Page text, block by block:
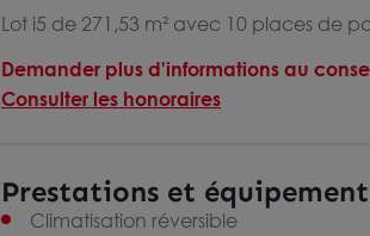
Lot i5 de 271,53 m² avec 10 places de
Demander plus d'informations au
Consulter les honoraires
Prestations et
Climatisation réversible